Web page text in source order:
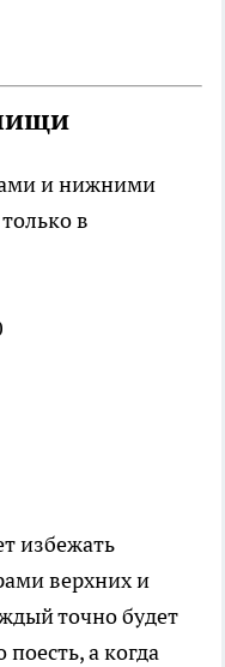
и нижними
в
избежать
верхних и
точно будет
а когда